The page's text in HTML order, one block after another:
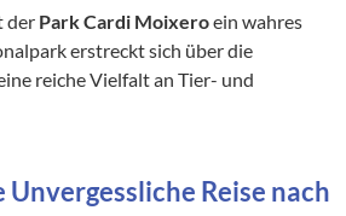
der Park Cardi Moixeroein wahres
erstreckt sich über die
reiche Vielfalt an Tier- und
Unvergessliche Reise nach